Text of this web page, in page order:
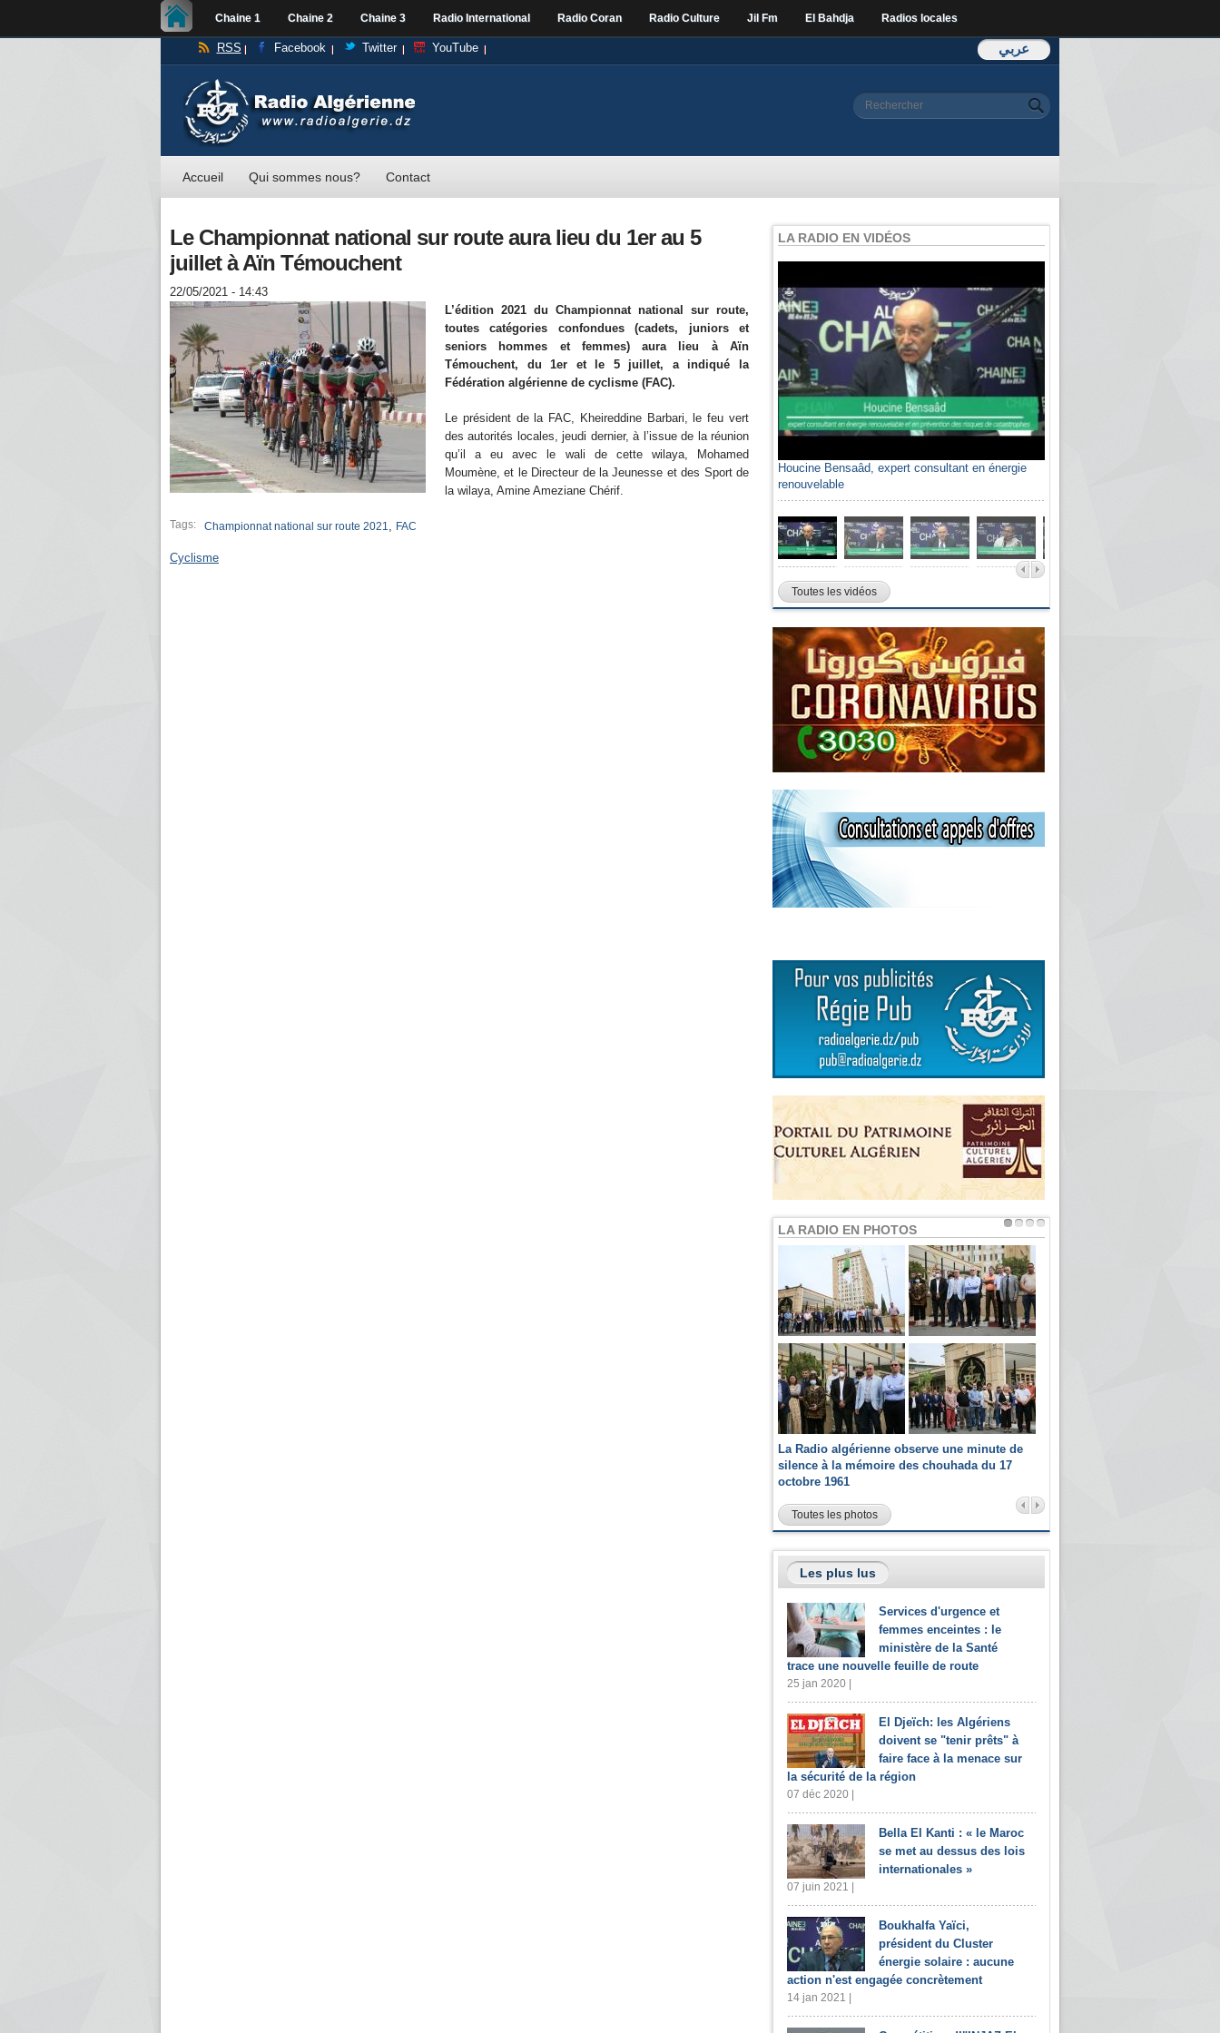
Chaine 1 Chaine 2 Chaine 3 Radio International Radio Coran Radio Culture Jil Fm El Bahdja Radios locales
عربي RSS Facebook Twitter YouTube
Formulaire de
Rechercher
Accueil Qui sommes nous? Contact
Le Championnat national sur route aura lieu du 1er au 5
juillet à Aïn Témouchent
22/05/2021 - 14:43
L’édition 2021 du Championnat national sur route,
toutes catégories confondues (cadets, juniors et
seniors hommes et femmes) aura lieu à Aïn
Témouchent, du 1er et le 5 juillet, a indiqué la
Fédération algérienne de cyclisme (FAC).
Le président de la FAC, Kheireddine Barbari, le feu vert
des autorités locales, jeudi dernier, à l’issue de la réunion
qu’il a eu avec le wali de cette wilaya, Mohamed
Moumène, et le Directeur de la Jeunesse et des Sport de
la wilaya, Amine Ameziane Chérif.
Tags: Championnat national sur route 2021, FAC
Cyclisme
LA RADIO EN VIDÉOS
Houcine Bensaâd, expert consultant en énergie
renouvelable
Toutes les vidéos
LA RADIO EN PHOTOS
La Radio algérienne observe une minute de
silence à la mémoire des chouhada du 17
octobre 1961
Toutes les photos
Les plus lus
Services d'urgence et
femmes enceintes : le
ministère de la Santé
trace une nouvelle feuille de route
25 jan 2020 |
El Djeïch: les Algériens
doivent se "tenir prêts" à
faire face à la menace sur
la sécurité de la région
07 déc 2020 |
Bella El Kanti : « le Maroc
se met au dessus des lois
internationales »
07 juin 2021 |
Boukhalfa Yaïci,
président du Cluster
énergie solaire : aucune
action n'est engagée concrètement
14 jan 2021 |